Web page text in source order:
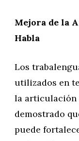
Mejora de la
Habla
Los
utilizados en
la articulación
demostrado
puede